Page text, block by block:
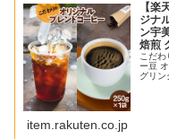
【楽
ジナ
ン宇
焙煎
こだわ
ー豆
グリン
item.rakuten.co.jp